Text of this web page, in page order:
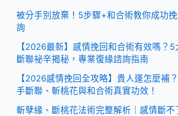
被分手別放棄！5步驟+和合術教你成功
詢
【2026最新】感情挽回和合術有效嗎？
斷聯祕辛揭秘，專業復緣諮詢指南
【2026感情挽回全攻略】貴人運怎麼補
手斷聯、斬桃花與和合術真實功效！
斬孽緣、斷桃花法術完整解析｜感情斷不